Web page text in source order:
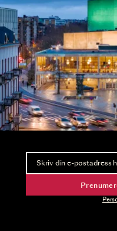
Nyhetsbrev
Ta del av